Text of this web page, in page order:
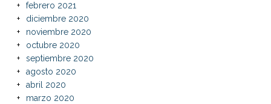
febrero 2021
diciembre 2020
noviembre 2020
octubre 2020
septiembre 2020
agosto 2020
abril 2020
marzo 2020